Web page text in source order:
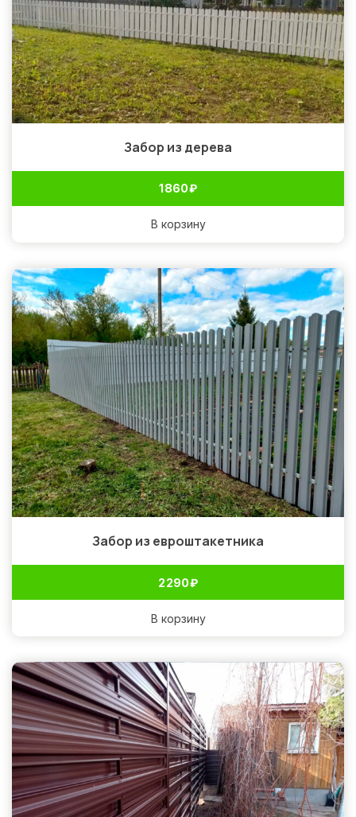
Забор из дерева
1 860₽
В корзину
Забор из евроштакетника
2 290₽
В корзину